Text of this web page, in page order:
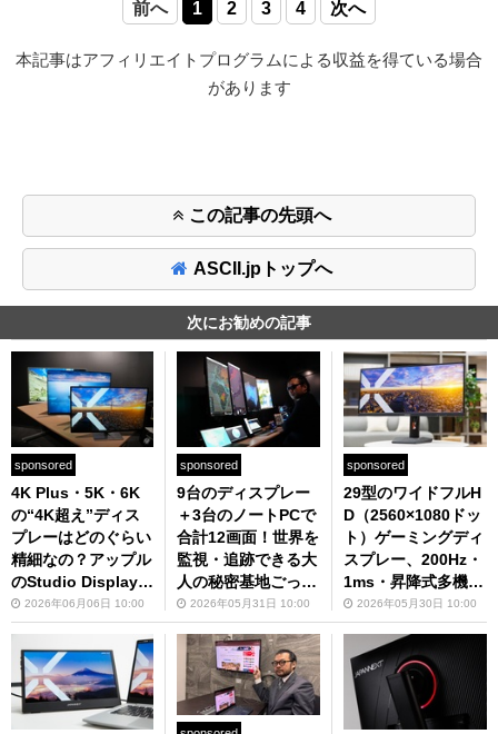
前へ 1 2 3 4 次へ
本記事はアフィリエイトプログラムによる収益を得ている場合
があります
この記事の先頭へ
ASCII.jpトップへ
次にお勧めの記事
sponsored
4K Plus・5K・6K
の“4K超え”ディス
プレーはどのぐらい
精細なの？アップル
のStudio Displayよ
りもはるかに安いモ
デルで比較してみた
2026年06月06日 10:00
sponsored
9台のディスプレー
＋3台のノートPCで
合計12画面！世界を
監視・追跡できる大
人の秘密基地ごっこ
をご覧あれ
2026年05月31日 10:00
sponsored
29型のワイドフルH
D（2560×1080ドッ
ト）ゲーミングディ
スプレー、200Hz・
1ms・昇降式多機能
スタンドで3万2980
円は断然買いでしょ
2026年05月30日 10:00